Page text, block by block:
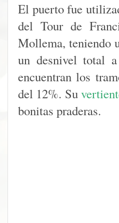
El puerto fue
del Tour de
Mollema, teniendo
un desnivel total
encuentran los
del 12%. Su
bonitas praderas.